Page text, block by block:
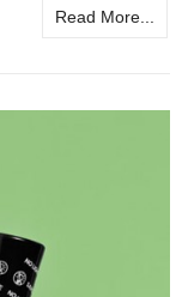
Read More...